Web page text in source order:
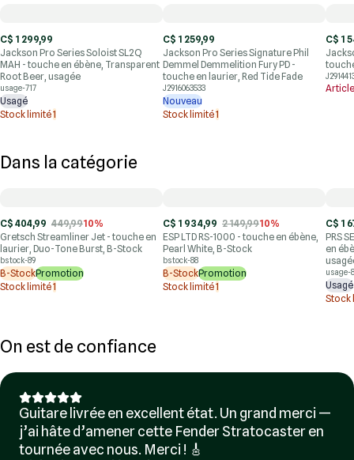
C$ 1 299,99
Jackson Pro Series Soloist SL2Q
MAH - touche en ébène, Transparent
Root Beer, usagée
usage-717
Usagé
Stock limité1
C$ 1 259,99
Jackson Pro Series Signature Phil
Demmel Demmelition Fury PD -
touche en laurier, Red Tide Fade
J2916063533
Nouveau
Stock limité1
C$ 1
Dans la catégorie
C$ 404,99 449,9910%
Gretsch Streamliner Jet - touche en
laurier, Duo-Tone Burst, B-Stock
bstock-89
B-StockPromotion
Stock limité1
C$ 1 934,99 2 149,9910%
ESP LTD RS-1000 - touche en ébène,
Pearl White, B-Stock
bstock-88
B-StockPromotion
Stock limité1
C$ 1
PRS
en
usage-
Usagé
Stock
On est de confiance
Guitare livrée en excellent état. Un grand merci —
j’ai hâte d’amener cette Fender Stratocaster en
tournée avec nous. Merci ! 🎸